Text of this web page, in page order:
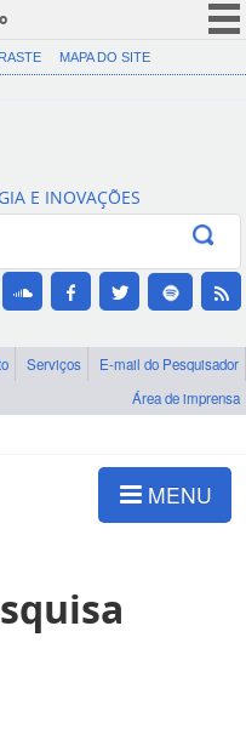
CORONAVÍRUS (COVID-19)
Canais
MAPA DO SITE
E INOVAÇÕES
Serviços
E-mail do Pesquisador
Área de imprensa
MENU